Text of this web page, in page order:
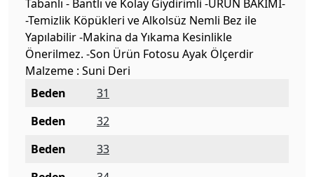
Tabanlı - Bantlı ve Kolay Giydirimli -ÜRÜN BAKIMI-
-Temizlik Köpükleri ve Alkolsüz Nemli Bez ile
Yapılabilir -Makina da Yıkama Kesinlikle
Önerilmez. -Son Ürün Fotosu Ayak Ölçerdir
Malzeme : Suni Deri
Beden
31
Beden
32
Beden
33